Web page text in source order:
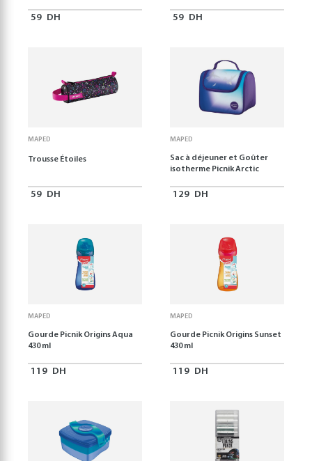
59 DH 59 DH
MAPED
Trousse Étoiles
59 DH
MAPED
Sac à déjeuner et Goûter
isotherme Picnik Arctic
129 DH
MAPED
Gourde Picnik Origins Aqua
430 ml
119 DH
MAPED
Gourde Picnik Origins Sunset
430 ml
119 DH